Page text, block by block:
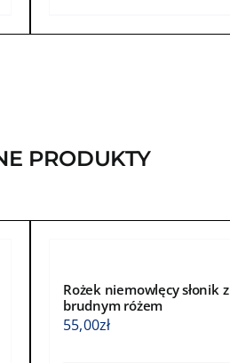
na
produktu
PRODUKTY
Rożek niemowlęcy słonik z
brudnym różem
55,00zł